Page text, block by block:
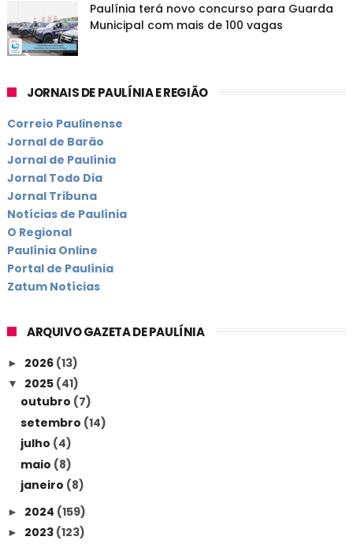
Paulínia terá novo concurso para Guarda
Municipal com mais de 100 vagas
JORNAIS DE PAULÍNIA E REGIÃO
Correio Paulinense
Jornal de Barão
Jornal de Paulínia
Jornal Todo Dia
Jornal Tribuna
Notícias de Paulínia
O Regional
Paulínia Online
Portal de Paulínia
Zatum Notícias
ARQUIVO GAZETA DE PAULÍNIA
► 2026 (13)
▼ 2025 (41)
outubro (7)
setembro (14)
julho (4)
maio (8)
janeiro (8)
► 2024 (159)
► 2023 (123)